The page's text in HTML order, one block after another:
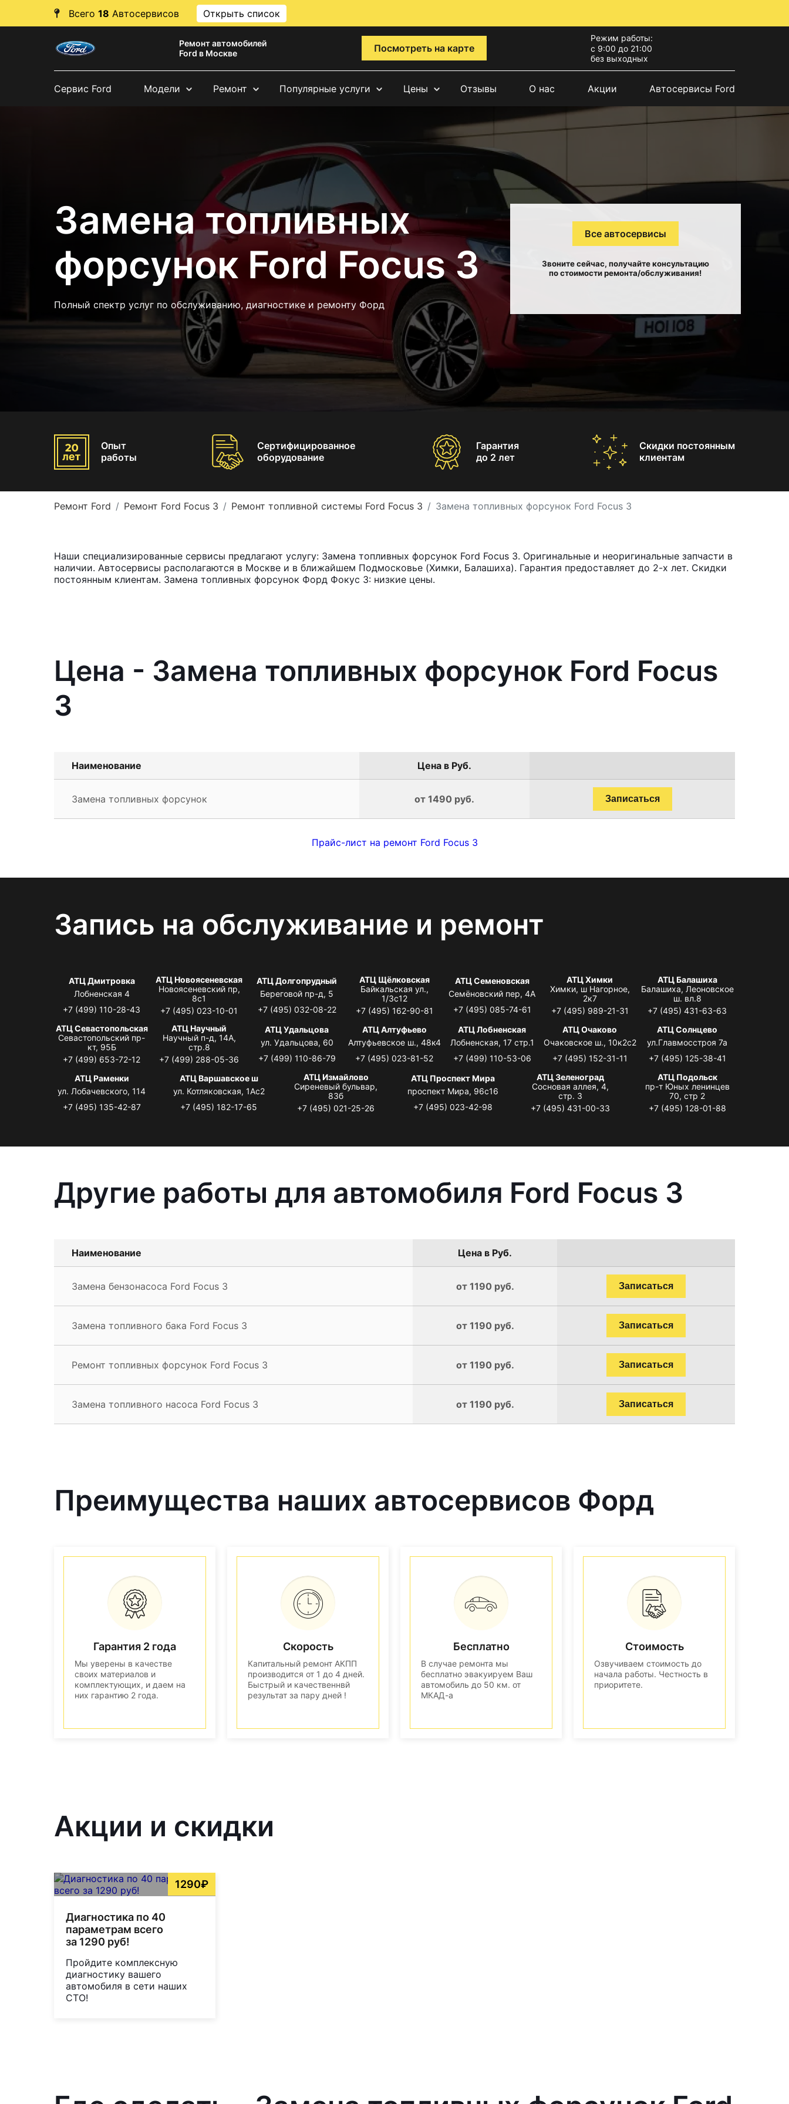
Всего 18 Автосервисов Открыть список
Ремонт автомобилей
Ford в Москве
Посмотреть на карте
Режим работы:
с 9:00 до 21:00
без выходных
Сервис Ford Модели Ремонт Популярные услуги Цены Отзывы О нас Акции Автосервисы Ford
Замена топливных
форсунок Ford Focus 3
Полный спектр услуг по обслуживанию, диагностике и ремонту Форд
Все автосервисы
Звоните сейчас, получайте консультацию
по стоимости ремонта/обслуживания!
Опыт
работы
Сертифицированное
оборудование
Гарантия
до 2 лет
Скидки постоянным
клиентам
Ремонт Ford Ремонт Ford Focus 3 Ремонт топливной системы Ford Focus 3 Замена топливных форсунок Ford Focus 3
Наши специализированные сервисы предлагают услугу: Замена топливных форсунок Ford Focus 3. Оригинальные и неоригинальные запчасти в
наличии. Автосервисы располагаются в Москве и в ближайшем Подмосковье (Химки, Балашиха). Гарантия предоставляет до 2-х лет. Скидки
постоянным клиентам. Замена топливных форсунок Форд Фокус 3: низкие цены.
Цена - Замена топливных форсунок Ford Focus
3
Наименование Цена в Руб.
Замена топливных форсунок от 1490 руб. Записаться
Прайс-лист на ремонт Ford Focus 3
Запись на обслуживание и ремонт
АТЦ Дмитровка
Лобненская 4
+7 (499) 110-28-43
АТЦ Новоясеневская
Новоясеневский пр,
8с1
+7 (495) 023-10-01
АТЦ Долгопрудный
Береговой пр-д, 5
+7 (495) 032-08-22
АТЦ Щёлковская
Байкальская ул.,
1/3с12
+7 (495) 162-90-81
АТЦ Семеновская
Семёновский пер, 4А
+7 (495) 085-74-61
АТЦ Химки
Химки, ш Нагорное,
2к7
+7 (495) 989-21-31
АТЦ Балашиха
Балашиха, Леоновское
ш. вл.8
+7 (495) 431-63-63
АТЦ Севастопольская
Севастопольский пр-
кт, 95Б
+7 (499) 653-72-12
АТЦ Научный
Научный п-д, 14А,
стр.8
+7 (499) 288-05-36
АТЦ Удальцова
ул. Удальцова, 60
+7 (499) 110-86-79
АТЦ Алтуфьево
Алтуфьевское ш., 48к4
+7 (495) 023-81-52
АТЦ Лобненская
Лобненская, 17 стр.1
+7 (499) 110-53-06
АТЦ Очаково
Очаковское ш., 10к2с2
+7 (495) 152-31-11
АТЦ Солнцево
ул.Главмосстроя 7а
+7 (495) 125-38-41
АТЦ Раменки
ул. Лобачевского, 114
+7 (495) 135-42-87
АТЦ Варшавское ш
ул. Котляковская, 1Ас2
+7 (495) 182-17-65
АТЦ Измайлово
Сиреневый бульвар,
83б
+7 (495) 021-25-26
АТЦ Проспект Мира
проспект Мира, 96с16
+7 (495) 023-42-98
АТЦ Зеленоград
Сосновая аллея, 4,
стр. 3
+7 (495) 431-00-33
АТЦ Подольск
пр-т Юных ленинцев
70, стр 2
+7 (495) 128-01-88
Другие работы для автомобиля Ford Focus 3
Наименование Цена в Руб.
Замена бензонасоса Ford Focus 3 от 1190 руб. Записаться
Замена топливного бака Ford Focus 3 от 1190 руб. Записаться
Ремонт топливных форсунок Ford Focus 3 от 1190 руб. Записаться
Замена топливного насоса Ford Focus 3 от 1190 руб. Записаться
Преимущества наших автосервисов Форд
Гарантия 2 года
Мы уверены в качестве
своих материалов и
комплектующих, и даем на
них гарантию 2 года.
Скорость
Капитальный ремонт АКПП
производится от 1 до 4 дней.
Быстрый и качественнвй
результат за пару дней !
Бесплатно
В случае ремонта мы
бесплатно эвакуируем Ваш
автомобиль до 50 км. от
МКАД-а
Стоимость
Озвучиваем стоимость до
начала работы. Честность в
приоритете.
Акции и скидки
1290₽
Диагностика по 40
параметрам всего
за 1290 руб!
Пройдите комплексную
диагностику вашего
автомобиля в сети наших
СТО!